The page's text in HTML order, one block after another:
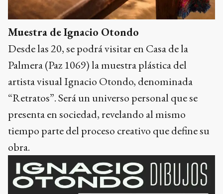
Muestra de Ignacio Otondo
Desde las 20, se podrá visitar en Casa de la
Palmera (Paz 1069) la muestra plástica del
artista visual Ignacio Otondo, denominada
“Retratos”. Será un universo personal que se
presenta en sociedad, revelando al mismo
tiempo parte del proceso creativo que define su
obra.